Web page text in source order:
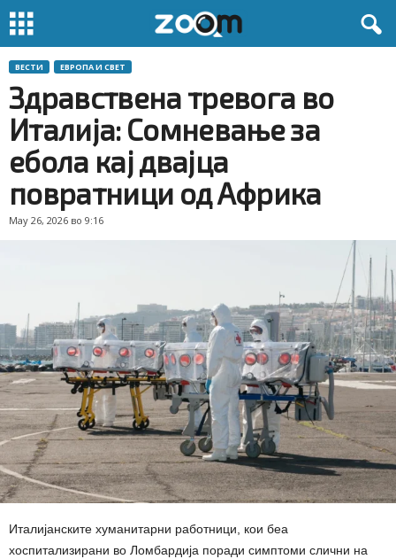
ВЕСТИ ЕВРОПА И СВЕТ
Здравствена тревога во
Италија: Сомневање за
ебола кај двајца
повратници од Африка
May 26, 2026 во 9:16
Италијанските хуманитарни работници, кои беа
хоспитализирани во Ломбардија поради симптоми слични на